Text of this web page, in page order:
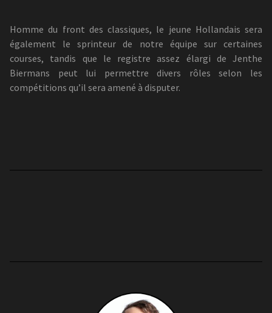
Homme du front des classiques, le jeune Hollandais sera
également le sprinteur de notre équipe sur certaines
courses, tandis que le registre assez élargi de Jenthe
Biermans peut lui permettre divers rôles selon les
compétitions qu’il sera amené à disputer.